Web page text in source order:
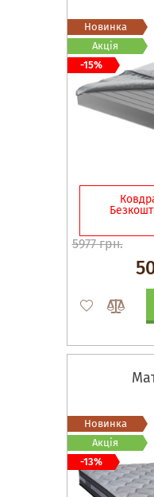
5977 грн.
Новинка
Акція
-15%
Новинка
Акція
-13%